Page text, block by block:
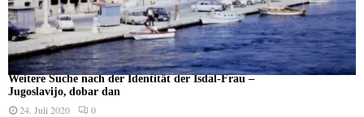
Weitere Suche nach der Identität der Isdal-Frau –
Jugoslavijo, dobar dan
24. Juli 2020 0